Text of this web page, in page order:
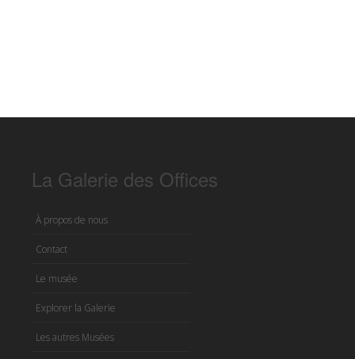
La Galerie des Offices
À propos de nous
Contact
Le musée
Explorer la Galerie
Les autres Musées